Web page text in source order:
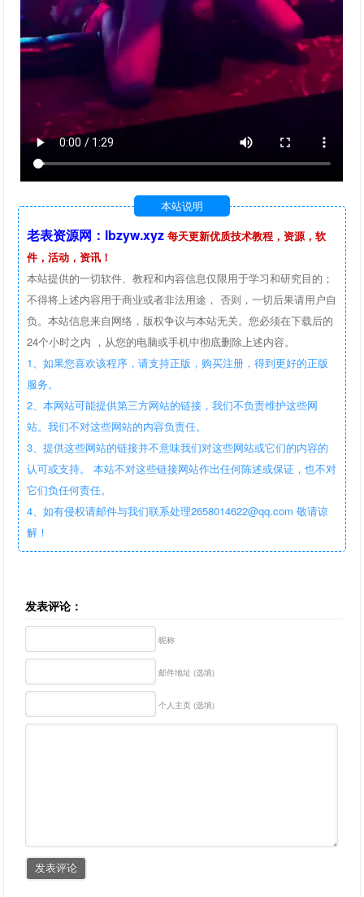
本站说明
老表资源网：lbzyw.xyz 每天更新优质技术教程，资源，软
件，活动，资讯！
本站提供的一切软件、教程和内容信息仅限用于学习和研究目的；
不得将上述内容用于商业或者非法用途， 否则，一切后果请用户自
负。本站信息来自网络，版权争议与本站无关。您必须在下载后的
24个小时之内 ，从您的电脑或手机中彻底删除上述内容。
1、如果您喜欢该程序，请支持正版，购买注册，得到更好的正版
服务。
2、本网站可能提供第三方网站的链接，我们不负责维护这些网
站。我们不对这些网站的内容负责任。
3、提供这些网站的链接并不意味我们对这些网站或它们的内容的
认可或支持。 本站不对这些链接网站作出任何陈述或保证，也不对
它们负任何责任。
4、如有侵权请邮件与我们联系处理2658014622@qq.com 敬请谅
解！
发表评论：
昵称
邮件地址 (选填)
个人主页 (选填)